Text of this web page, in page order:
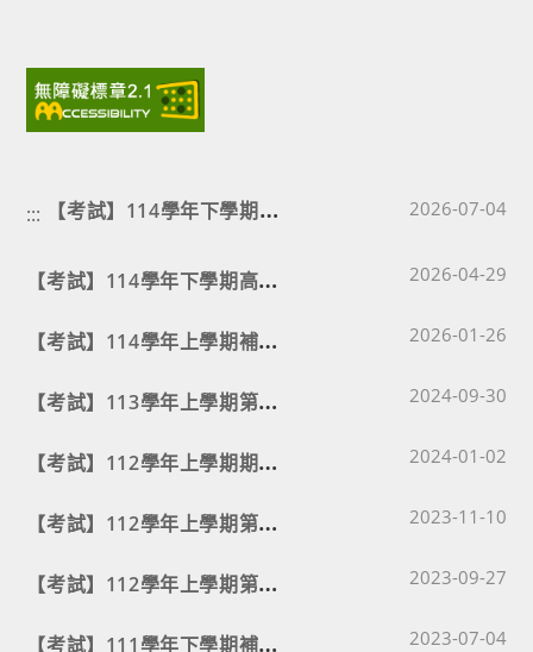
::: 【
考試】114學年下學期補考試程與座位表公告⭐⭐⭐ Post published:
2026-07-04
【
考試】114學年下學期高三補考試程暨範圍表 Post published:
2026-04-29
【
考試】114學年上學期補考試程與座位表公告⭐⭐⭐ Post published:
2026-01-26
【
考試】113學年上學期第一次期中考試程表與測驗範圍🔔已因應颱風假更新範圍 Post published:
2024-09-30
【
考試】112學年上學期期末考試程表與測驗範圍⭐更新高一物理範圍 Post published:
2024-01-02
【
考試】112學年上學期第二次期中考暨高三期末考試程表與測驗範圍⭐更新高三化學範圍 Post published:
2023-11-10
【
考試】112學年上學期第一次期中考試程表與測驗範圍⭐更新數A班級 Post published:
2023-09-27
【
考試】111學年下學期補考試程與名單公告⭐ Post published:
2023-07-04